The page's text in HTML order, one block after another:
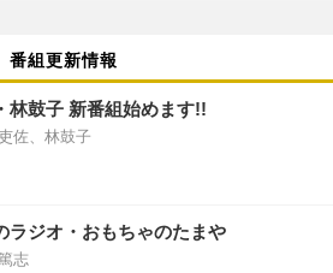
番組更新情報
林鼓子 新番組始めます!!
佐、林鼓子
ラジオ・おもちゃのたまや
志